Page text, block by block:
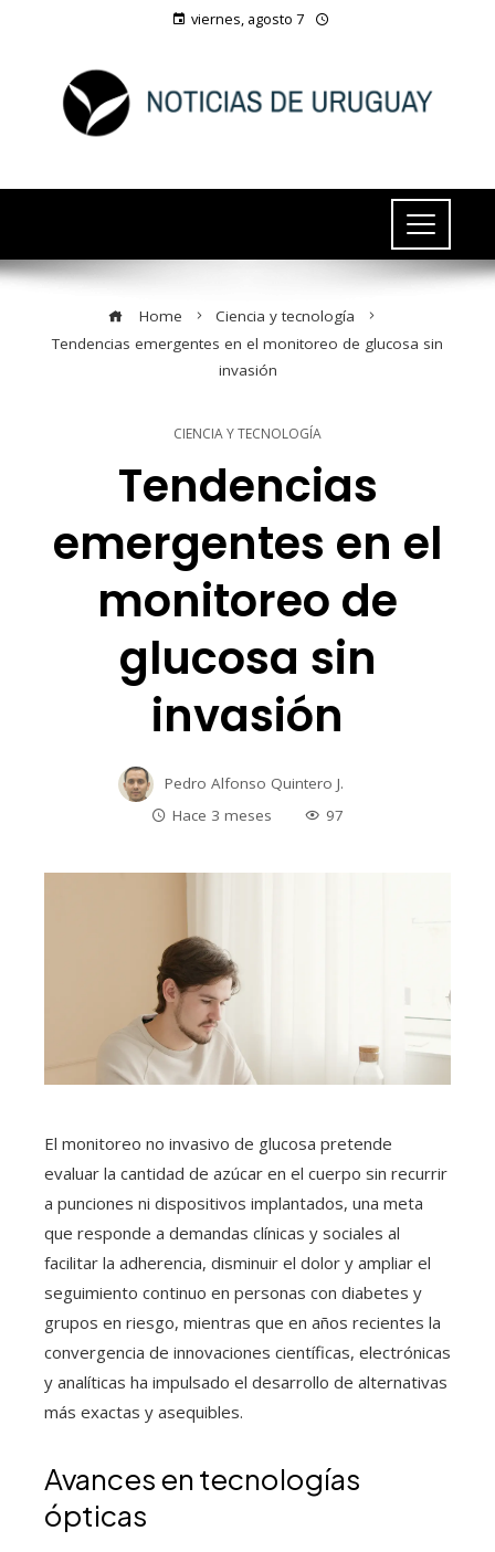
viernes, agosto 7
Home
Ciencia y tecnología
Tendencias emergentes en el monitoreo de glucosa sin
invasión
CIENCIA Y TECNOLOGÍA
Tendencias
emergentes en el
monitoreo de
glucosa sin
invasión
Pedro Alfonso Quintero J.
Hace 3 meses
97
El monitoreo no invasivo de glucosa pretende
evaluar la cantidad de azúcar en el cuerpo sin recurrir
a punciones ni dispositivos implantados, una meta
que responde a demandas clínicas y sociales al
facilitar la adherencia, disminuir el dolor y ampliar el
seguimiento continuo en personas con diabetes y
grupos en riesgo, mientras que en años recientes la
convergencia de innovaciones científicas, electrónicas
y analíticas ha impulsado el desarrollo de alternativas
más exactas y asequibles.
Avances en tecnologías
ópticas